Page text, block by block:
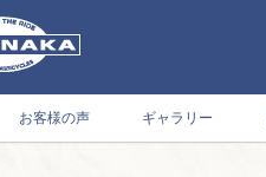
お客様の声 ギャラリー